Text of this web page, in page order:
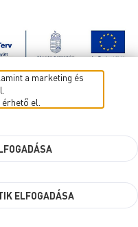
a marketing és
érhető el.
ELFOGADÁSA